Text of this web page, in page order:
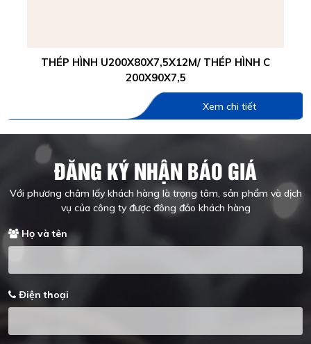
THÉP HÌNH U200X80X7,5X12M/ THÉP HÌNH C
200X90X7,5
Xem chi tiết
ĐĂNG KÝ NHẬN BÁO GIÁ
Với phương châm lấy khách hàng là trọng tâm, sản phẩm và dịch
vụ của công ty được đông đảo khách hàng
Họ và tên
Điện thoại